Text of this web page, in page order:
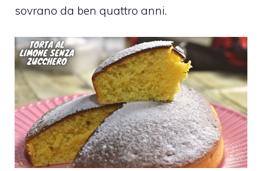
sovrano da ben quattro anni.